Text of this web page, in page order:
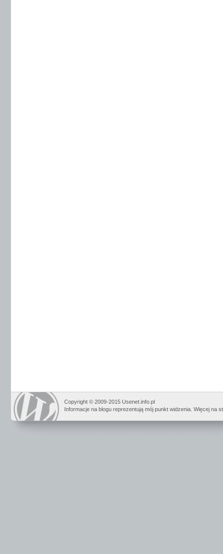
Copyright © 2009-2015 Usenet.info.pl
Informacje na blogu reprezentują mój punkt widzenia. Więcej na